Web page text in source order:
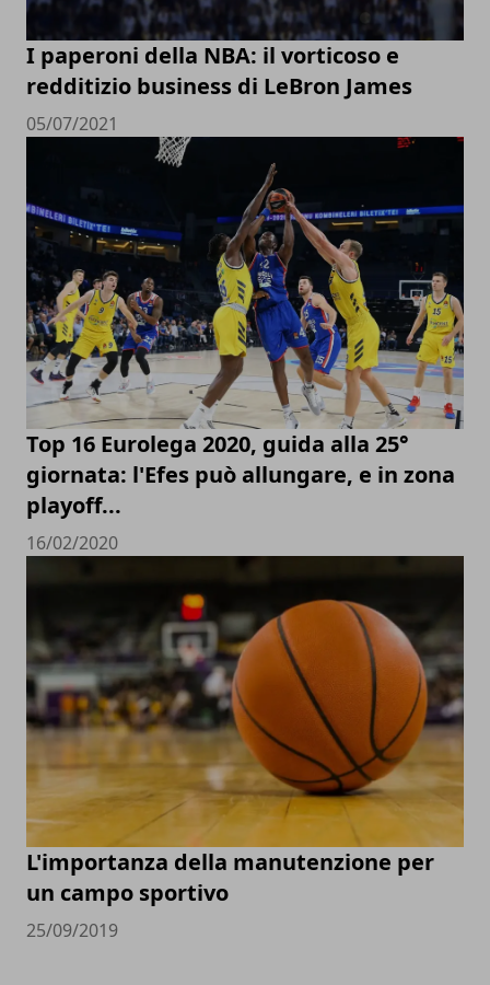
I paperoni della NBA: il vorticoso e
redditizio business di LeBron James
05/07/2021
Top 16 Eurolega 2020, guida alla 25°
giornata: l'Efes può allungare, e in zona
playoff...
16/02/2020
L'importanza della manutenzione per
un campo sportivo
25/09/2019